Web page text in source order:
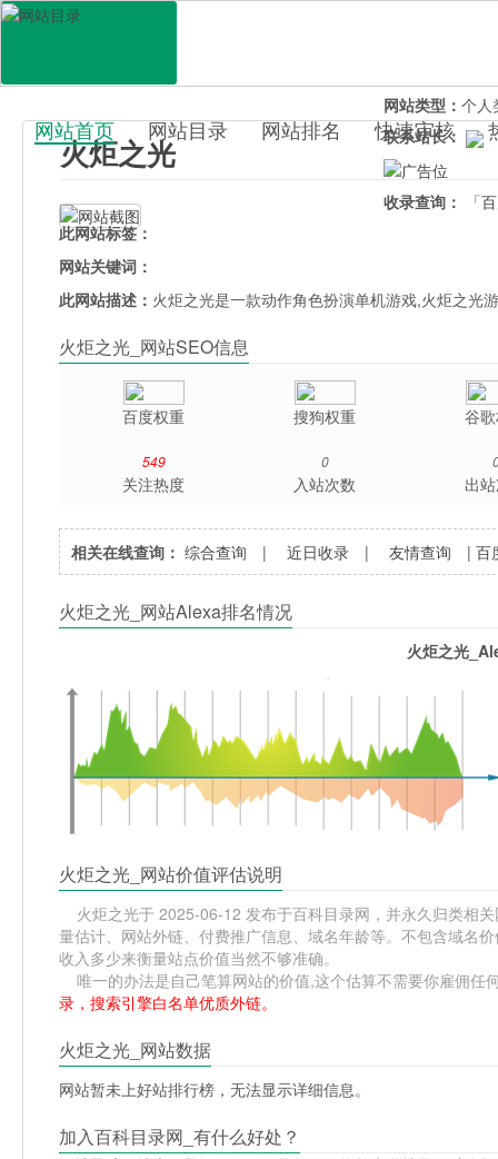
百科目录
网站首页 网站目录 网站排名 快速审核
火炬之光
网站类型： 个人
联系站长：
收录查询：
「
此网站标签：
网站关键词：
此网站描述： 火炬之光是一款动作角色扮演单机游戏,火炬之光
火炬之光_网站SEO信息
百度权重 搜狗权重 谷
549
关注热度
0
入站次数 出
相关在线查询： 综合查询 |近日收录 |友情查询 |百
火炬之光_网站Alexa排名情况
火炬之光
火炬之光_网站价值评估说明
火炬之光于 2025-06-12 发布于百科目录网，并永久归类相
量估计、网站外链、付费推广信息、域名年龄等。不包含域名
收入多少来衡量站点价值当然不够准确。
唯一的办法是自己笔算网站的价值,这个估算不需要你雇佣任
录，搜索引擎白名单优质外链。
火炬之光_网站数据
网站暂未上好站排行榜，无法显示详细信息。
加入百科目录网_有什么好处？